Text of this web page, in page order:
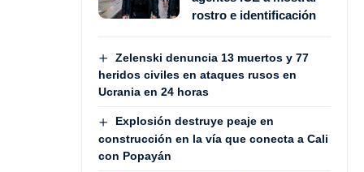
rostro e identificación
Zelenski denuncia 13 muertos y 77
heridos civiles en ataques rusos en
Ucrania en 24 horas
Explosión destruye peaje en
construcción en la vía que conecta a Cali
con Popayán